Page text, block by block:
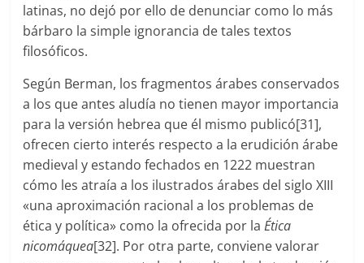
latinas, no dejó por ello de denunciar como lo más
bárbaro la simple ignorancia de tales textos
filosóficos.
Según Berman, los fragmentos árabes conservados
a los que antes aludía no tienen mayor importancia
para la versión hebrea que él mismo publicó[31],
ofrecen cierto interés respecto a la erudición árabe
medieval y estando fechados en 1222 muestran
cómo les atraía a los ilustrados árabes del siglo XIII
«una aproximación racional a los problemas de
ética y política» como la ofrecida por laÉtica
nicomáquea[32]. Por otra parte, conviene valorar